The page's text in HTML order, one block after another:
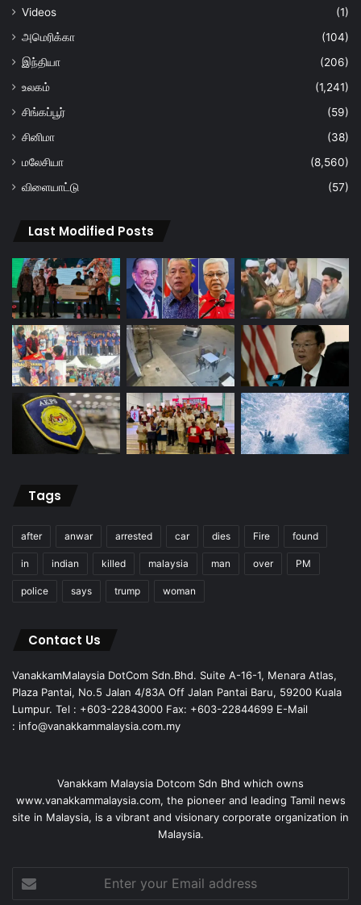
Videos
(1)
அமெரிக்கா
(104)
இந்தியா
(206)
உலகம்
(1,241)
சிங்கப்பூர்
(59)
சினிமா
(38)
மலேசியா
(8,560)
விளையாட்டு
(57)
Last Modified Posts
Tags
after anwar arrested car dies Fire found
in indian killed malaysia man over PM
police says trump woman
Contact Us
VanakkamMalaysia DotCom Sdn.Bhd. Suite A-16-1, Menara Atlas,
Plaza Pantai, No.5 Jalan 4/83A Off Jalan Pantai Baru, 59200 Kuala
Lumpur. Tel : +603-22843000 Fax: +603-22844699 E-Mail
: info@vanakkammalaysia.com.my
Vanakkam Malaysia Dotcom Sdn Bhd which owns
www.vanakkammalaysia.com, the pioneer and leading Tamil news
site in Malaysia, is a vibrant and visionary corporate organization in
Malaysia.
your